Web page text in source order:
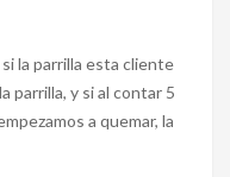
la parrilla esta cliente
parrilla, y si al contar 5
a quemar, la